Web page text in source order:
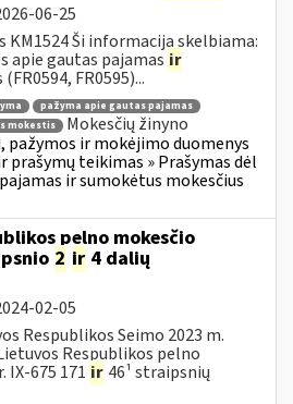
06-25
KM1524 Ši informacija skelbiama:
apie gautas pajamas ir
FR0595)...
pažyma apie gautas pajamas
mokestis
Mokesčių žinyno
pažymos ir mokėjimo duomenys
prašymų teikimas » Prašymas dėl
ir sumokėtus mokesčius
pelno mokesčio
2 ir 4 dalių
02-05
Respublikos Seimo 2023 m.
Respublikos pelno
675 171 ir 46¹ straipsnių